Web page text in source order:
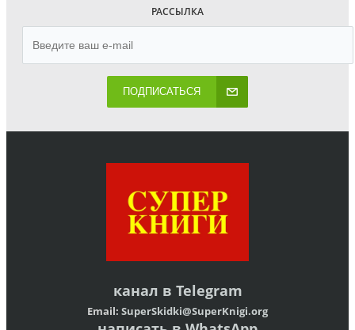
РАССЫЛКА
ПОДПИСАТЬСЯ
канал в Telegram
Email: SuperSkidki@SuperKnigi.org